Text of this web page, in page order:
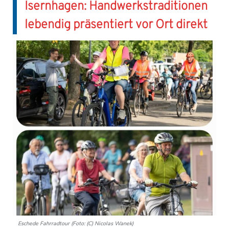
Isernhagen: Handwerkstraditionen
lebendig präsentiert vor Ort direkt
Eschede Fahrradtour (Foto: (C) Nicolas Wanek)